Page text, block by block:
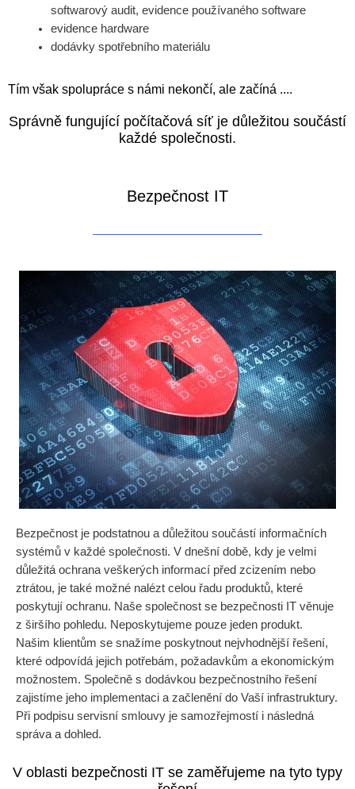
softwarový audit, evidence používaného software
evidence hardware
dodávky spotřebního materiálu
Tím však spolupráce s námi nekončí, ale začíná ....
Správně fungující počítačová síť je důležitou součástí
každé společnosti.
Bezpečnost IT
Bezpečnost je podstatnou a důležitou součástí informačních
systémů v každé společnosti. V dnešní době, kdy je velmi
důležitá ochrana veškerých informací před zcizením nebo
ztrátou, je také možné nalézt celou řadu produktů, které
poskytují ochranu. Naše společnost se bezpečnosti IT věnuje
z širšího pohledu. Neposkytujeme pouze jeden produkt.
Našim klientům se snažíme poskytnout nejvhodnější řešení,
které odpovídá jejich potřebám, požadavkům a ekonomickým
možnostem. Společně s dodávkou bezpečnostního řešení
zajistíme jeho implementaci a začlenění do Vaší infrastruktury.
Při podpisu servisní smlouvy je samozřejmostí i následná
správa a dohled.
V oblasti bezpečnosti IT se zaměřujeme na tyto typy